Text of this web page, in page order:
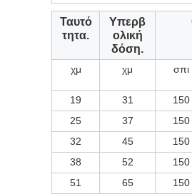
Ταυτό
τητα.
Υπερβ
ολική
δόση.
χμ χμ σπι
19 31 150
25
37 150
32
45 150
38
52 150
51
65 150